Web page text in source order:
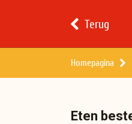
Terug
Homepagina
Eten